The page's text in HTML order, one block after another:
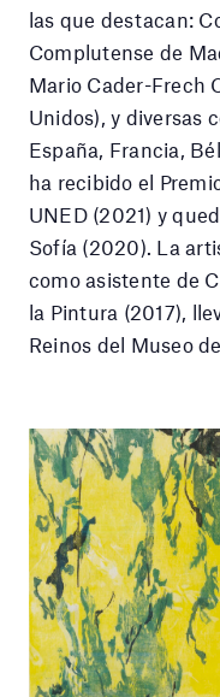
las que destacan:
Complutense de
Mario Cader-Frech
Unidos), y diversas
España, Francia,
ha recibido el
UNED (2021) y
Sofía (2020). La
como asistente de
la Pintura (2017),
Reinos del Museo